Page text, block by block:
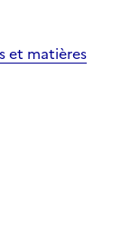
et matières